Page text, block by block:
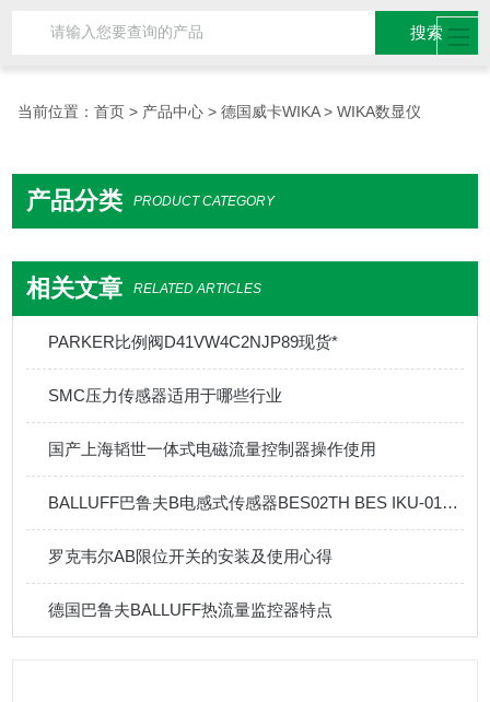
当前位置：首页 > 产品中心 >德国威卡WIKA> WIKA数显仪
产品分类 PRODUCT CATEGORY
相关文章 RELATED ARTICLES
PARKER比例阀D41VW4C2NJP89现货*
SMC压力传感器适用于哪些行业
国产上海韬世一体式电磁流量控制器操作使用
BALLUFF巴鲁夫B电感式传感器BES02TH BES IKU-015-23-G-S4的简介
罗克韦尔AB限位开关的安装及使用心得
德国巴鲁夫BALLUFF热流量监控器特点